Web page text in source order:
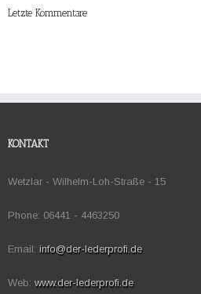
Letzte Kommentare
KONTAKT
Wetzlar - Wilhelm-Loh-Straße - 15
Phone: 06441 - 4463250
Email: info@der-lederprofi.de
Web: www.der-lederprofi.de